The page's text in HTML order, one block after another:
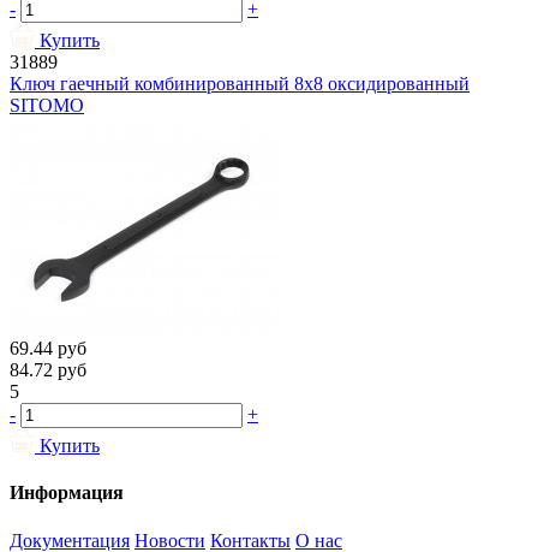
-
+
Купить
31889
Ключ гаечный комбинированный 8х8 оксидированный
SITOMO
69.44 руб
84.72 руб
5
-
+
Купить
Информация
Документация Новости Контакты О нас